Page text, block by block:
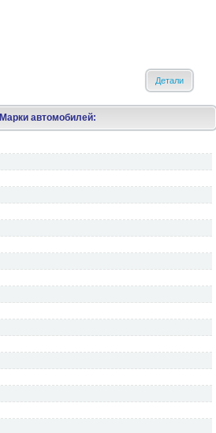
Марки автомобилей:
Детали